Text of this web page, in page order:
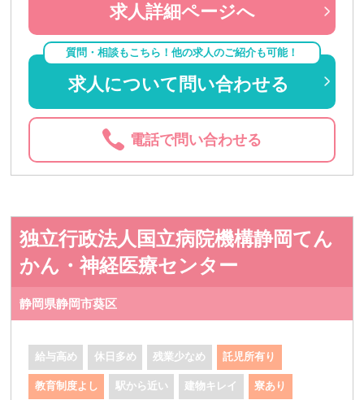
求人詳細ページへ
質問・相談もこちら！他の求人のご紹介も可能！
求人について問い合わせる
電話で問い合わせる
独立行政法人国立病院機構静岡てん
かん・神経医療センター
静岡県静岡市葵区
給与高め 休日多め 残業少なめ 託児所有り
教育制度よし 駅から近い 建物キレイ 寮あり